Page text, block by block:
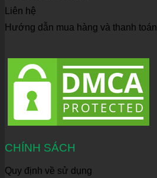
Liên hệ
Hướng dẫn mua hàng và thanh toán
CHÍNH SÁCH
Quy định về sử dụng